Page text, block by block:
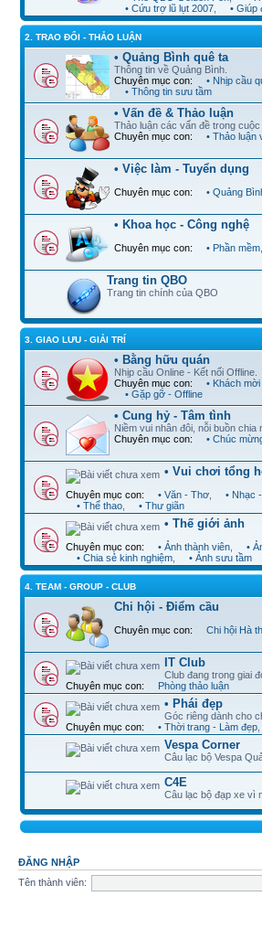
• Cứu trợ lũ lụt 2007
• Giúp
2. TRAO ĐỔI - THẢO LUẬN
• Quảng Bình quê ta
Thông tin về Quảng Bình.
Chuyên mục con:
• Nhịp cầu
• Thông tin sưu tầm
• Vấn đề & Thảo luận
Thảo luận các vấn đề trong cuộc
Chuyên mục con:
• Thảo luận
• Việc làm - Tuyển dụng
Chuyên mục con: • Quảng
• Khoa học - Công nghệ
Chuyên mục con: • Phần mềm
Trang tin QBO
Trang tin chính của QBO
3. GIAO LƯU - GIẢI TRÍ
• Bằng hữu quán
Nhịp cầu Online - Kết nối Offline.
Chuyên mục con:
• Khách
• Gặp gỡ - Offline
• Cung hỷ - Tâm tình
Niềm vui nhân đôi, nỗi buồn chia
Chuyên mục con:
• Chúc
• Vui chơi tổng
Chuyên mục con: • Văn - Thơ • Nhạc
• Thể thao
• Thư giãn
• Thế giới ảnh
Chuyên mục con: • Ảnh thành viên •
• Chia sẻ kinh nghiệm
• Ảnh sưu tầm
4. TEAM - GROUP - CLUB
Chi hội - Điểm cầu
Chuyên mục con: Chi hội Hà
IT Club
Club đang trong giai
Chuyên mục con:
Phòng thảo luận
• Phái đẹp
Góc riêng dành cho
Chuyên mục con:
• Thời trang - Làm đẹp
Vespa Corner
Câu lạc bộ Vespa
C4E
Câu lạc bộ đạp xe vì
ĐĂNG NHẬP
Tên thành viên: